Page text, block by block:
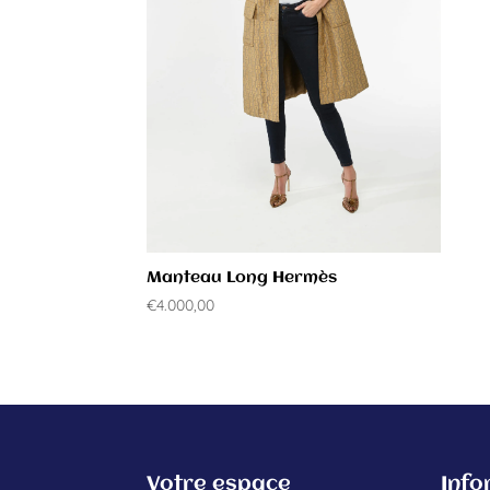
Manteau Long Hermès
€4.000,00
Votre espace